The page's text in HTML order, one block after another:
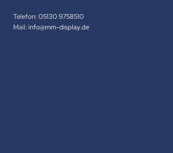
Telefon:05130 9758510
Mail:info@mm-display.de